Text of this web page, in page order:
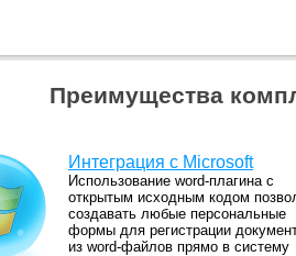
Преимущества
Интеграция с Microsoft
Использование word-плагина с
открытым исходным кодом
создавать любые персональные
формы для регистрации
из word-файлов прямо в систему